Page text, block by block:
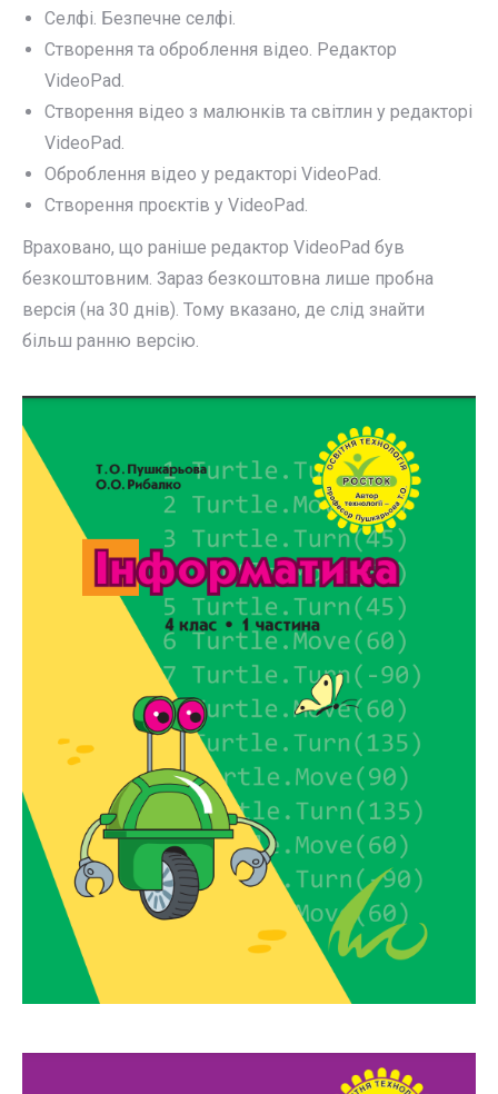
Селфі. Безпечне селфі.
Cтворення та оброблення відео. Редактор
VideoPad.
Cтворення відео з малюнків та світлин у редакторі
VideoPad.
Оброблення відео у редакторі VideoPad.
Створення проєктів у VideoPad.
Враховано, що раніше редактор VideoPad був
безкоштовним. Зараз безкоштовна лише пробна
версія (на 30 днів). Тому вказано, де слід знайти
більш ранню версію.